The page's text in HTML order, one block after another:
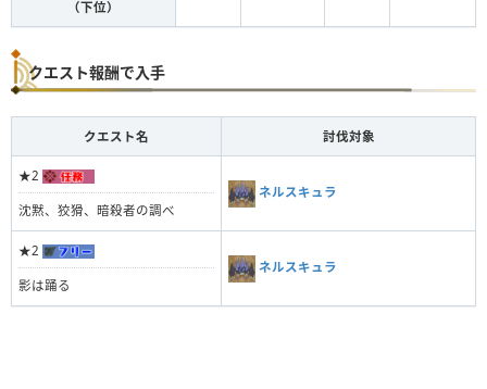
（下位）
クエスト報酬で入手
クエスト名 討伐対象
★2
沈黙、狡猾、暗殺者の調べ
ネルスキュラ
★2
影は踊る
ネルスキュラ